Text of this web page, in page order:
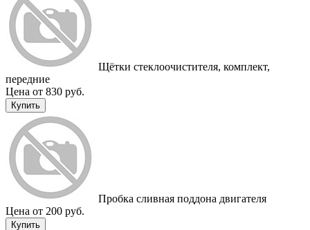
Щётки стеклоочистителя, комплект,
передние
Цена от 830 руб.
Купить
Пробка сливная поддона двигателя
Цена от 200 руб.
Купить